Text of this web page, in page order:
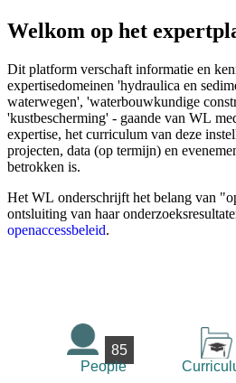
Welkom op het
Dit platform verschaft informatie en
expertisedomeinen 'hydraulica en
waterwegen', 'waterbouwkundige
'kustbescherming' - gaande van WL
expertise, het curriculum van deze
projecten, data (op termijn) en
betrokken is.
Het WL onderschrijft het belang van
ontsluiting van haar
openaccessbeleid.
85
People